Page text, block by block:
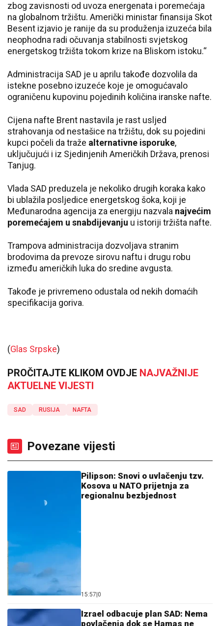
zbog zavisnosti od uvoza energenata i poremećaja
na globalnom tržištu. Američki ministar finansija Skot
Besent izjavio je ranije da su produženja izuzeća bila
neophodna radi očuvanja stabilnosti svjetskog
energetskog tržišta tokom krize na Bliskom istoku.“
Administracija SAD je u aprilu takođe dozvolila da
istekne posebno izuzeće koje je omogućavalo
ograničenu kupovinu pojedinih količina iranske nafte.
Cijena nafte Brent nastavila je rast usljed
strahovanja od nestašice na tržištu, dok su pojedini
kupci počeli da traže alternativne isporuke,
uključujući i iz Sjedinjenih Američkih Država, prenosi
Tanjug.
Vlada SAD preduzela je nekoliko drugih koraka kako
bi ublažila posljedice energetskog šoka, koji je
Međunarodna agencija za energiju nazvala najvećim
poremećajem u snabdijevanju u istoriji tržišta nafte.
Trampova administracija dozvoljava stranim
brodovima da prevoze sirovu naftu i drugu robu
između američkih luka do sredine avgusta.
Takođe je privremeno odustala od nekih domaćih
specifikacija goriva.
(Glas Srpske)
PROČITAJTE KLIKOM OVDJE NAJVAŽNIJE
AKTUELNE VIJESTI
SAD RUSIJA NAFTA
Povezane vijesti
Pilipson: Snovi o uvlačenju tzv.
Kosova u NATO prijetnja za
regionalnu bezbjednost
15:57 0
Izrael odbacuje plan SAD: Nema
povlačenja dok se Hamas ne